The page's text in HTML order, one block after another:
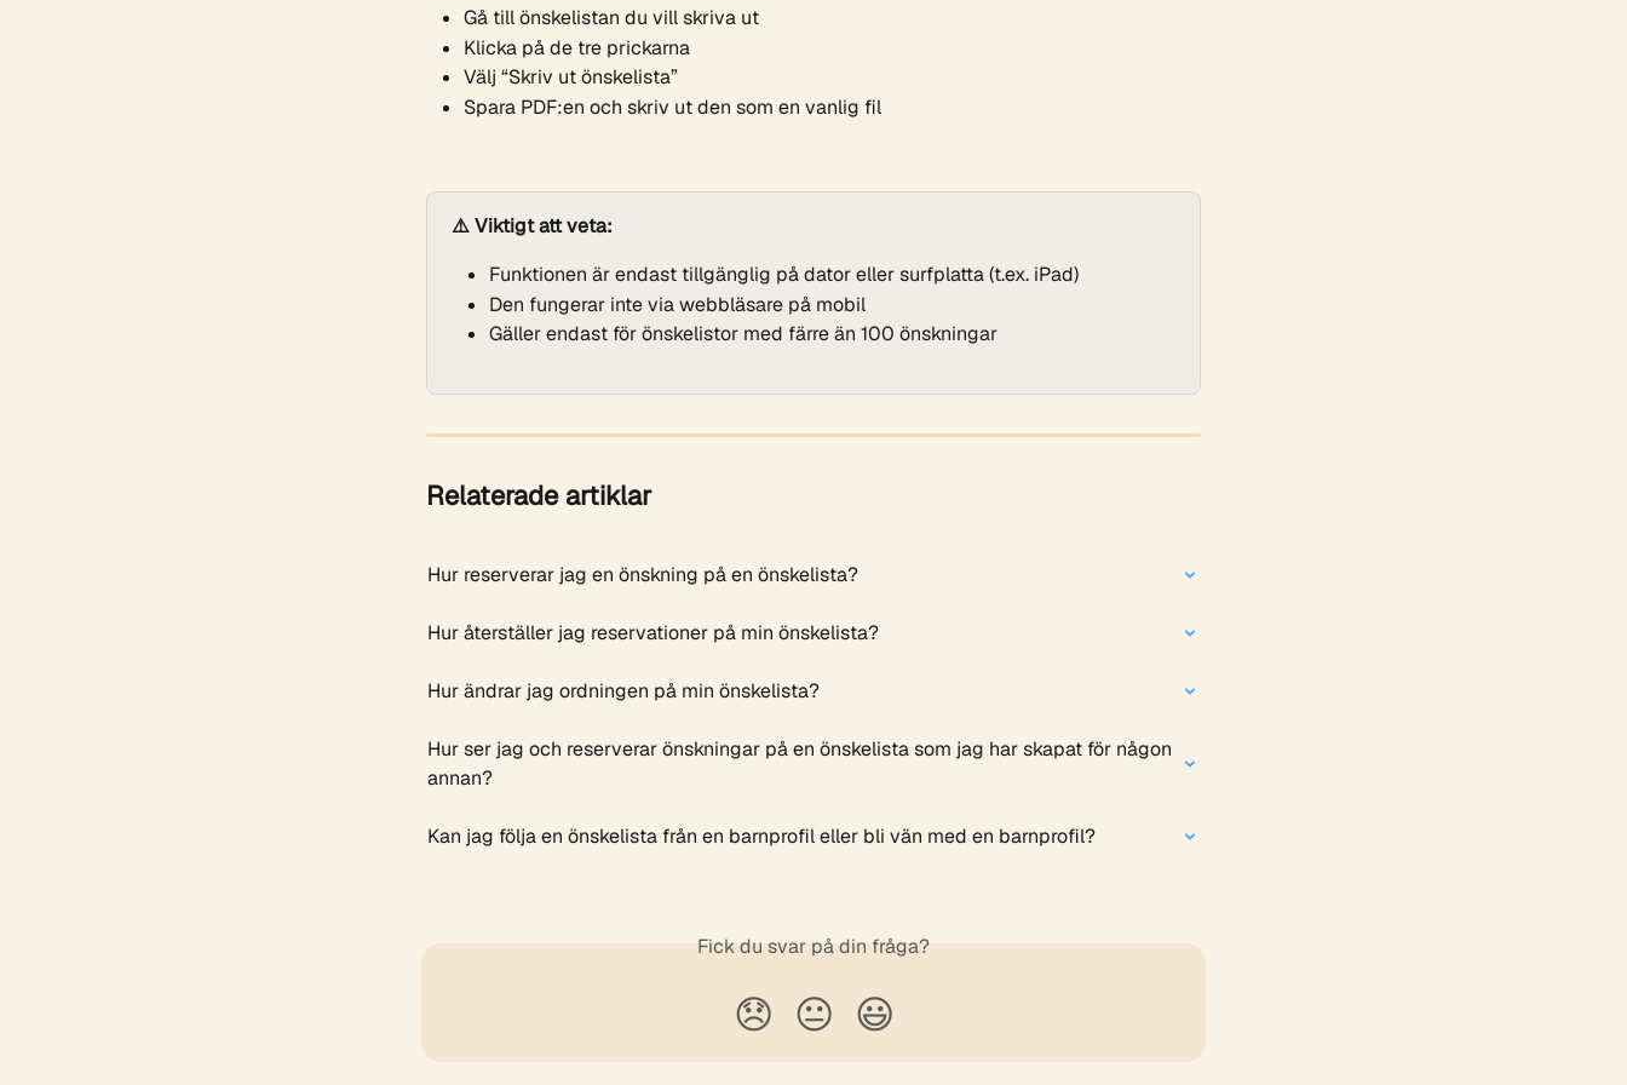
Gå till önskelistan du vill skriva ut
Klicka på de tre prickarna
Välj “Skriv ut önskelista”
Spara PDF:en och skriv ut den som en vanlig fil
⚠️ Viktigt att veta:
Funktionen är endast tillgänglig på dator eller surfplatta (t.ex. iPad)
Den fungerar inte via webbläsare på mobil
Gäller endast för önskelistor med färre än 100 önskningar
Relaterade artiklar
Hur reserverar jag en önskning på en önskelista?
Hur återställer jag reservationer på min önskelista?
Hur ändrar jag ordningen på min önskelista?
Hur ser jag och reserverar önskningar på en önskelista som jag har skapat för någon
annan?
Kan jag följa en önskelista från en barnprofil eller bli vän med en barnprofil?
Fick du svar på din fråga?
😞 😐 😃